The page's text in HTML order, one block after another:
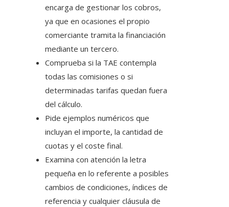
encarga de gestionar los cobros,
ya que en ocasiones el propio
comerciante tramita la financiación
mediante un tercero.
Comprueba si la TAE contempla
todas las comisiones o si
determinadas tarifas quedan fuera
del cálculo.
Pide ejemplos numéricos que
incluyan el importe, la cantidad de
cuotas y el coste final.
Examina con atención la letra
pequeña en lo referente a posibles
cambios de condiciones, índices de
referencia y cualquier cláusula de